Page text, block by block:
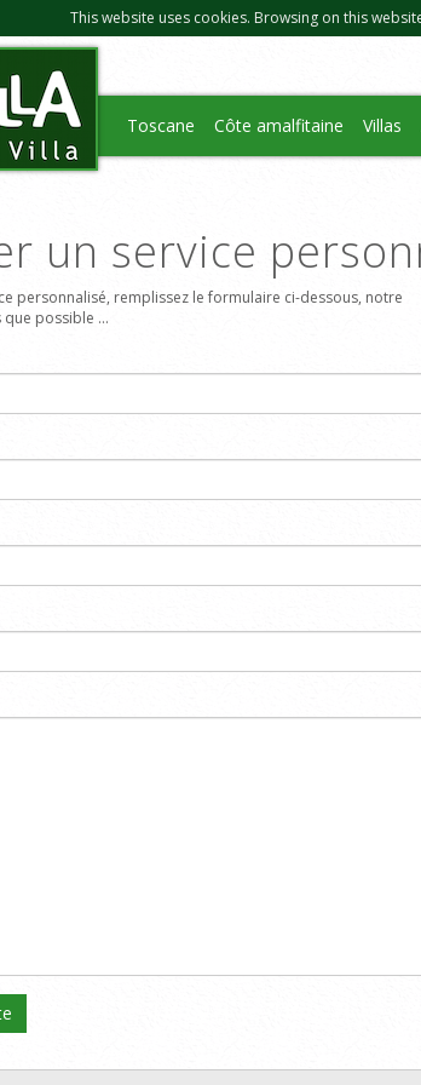
This website uses cookies. Browsing on this
Toscane Côte amalfitaine Villas
un service
personnalisé, remplissez le formulaire ci-dessous, notre
possible ...